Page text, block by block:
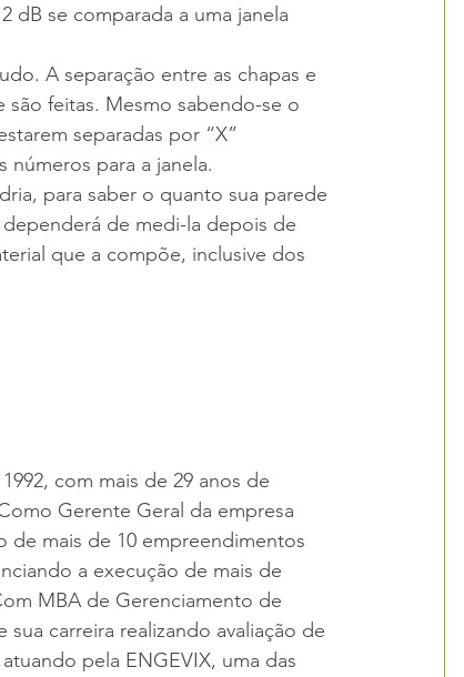
dB se comparada a uma janela
A separação entre as chapas e
são feitas. Mesmo sabendo-se o
separadas por “X”
para a janela.
para saber o quanto sua parede
de medi-la depois de
que a compõe, inclusive dos
com mais de 29 anos de
Gerente Geral da empresa
de mais de 10 empreendimentos
a execução de mais de
MBA de Gerenciamento de
carreira realizando avaliação de
pela ENGEVIX, uma das